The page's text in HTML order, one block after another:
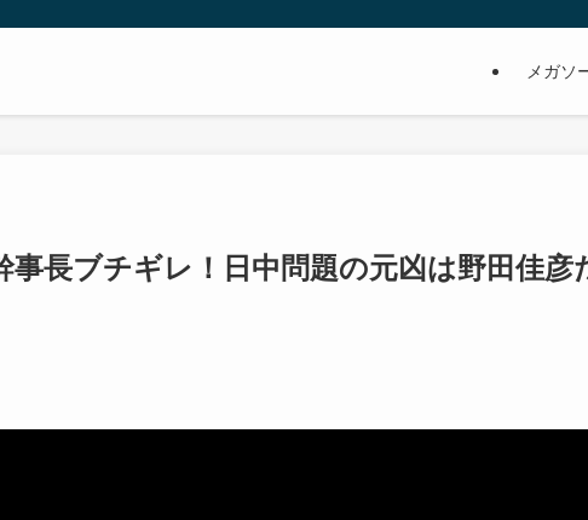
メガソ
事長ブチギレ！日中問題の元凶は野田佳彦